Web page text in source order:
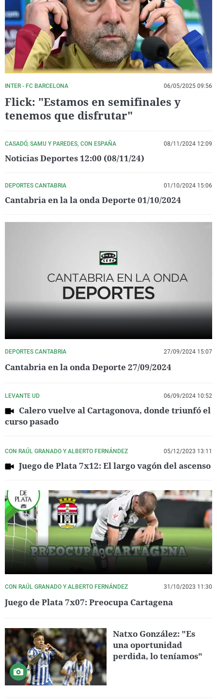
La rosa de los vientos
Gente viajera
Como el perro y el
Caso
Retornados
Equipo de
Operación Viuda
Extremadura
Galicia
La Rioja
Navarra
País Vasco
Virales
Televisión
Elecciones
INTER - FC BARCELONA 06/05/2025 09:56
Flick: "Estamos en semifinales y
tenemos que disfrutar"
CASADÓ, SAMU Y PAREDES, CON ESPAÑA 08/11/2024 12:09
Noticias Deportes 12:00 (08/11/24)
DEPORTES CANTABRIA 01/10/2024 15:06
Cantabria en la la onda Deporte 01/10/2024
DEPORTES CANTABRIA 27/09/2024 15:07
Cantabria en la onda Deporte 27/09/2024
LEVANTE UD 06/09/2024 10:52
Calero vuelve al Cartagonova, donde triunfó el
curso pasado
CON RAÚL GRANADO Y ALBERTO FERNÁNDEZ 05/12/2023 13:11
Juego de Plata 7x12: El largo vagón del ascenso
CON RAÚL GRANADO Y ALBERTO FERNÁNDEZ 31/10/2023 11:30
Juego de Plata 7x07: Preocupa Cartagena
Natxo González: "Es
una oportunidad
perdida, lo teníamos"